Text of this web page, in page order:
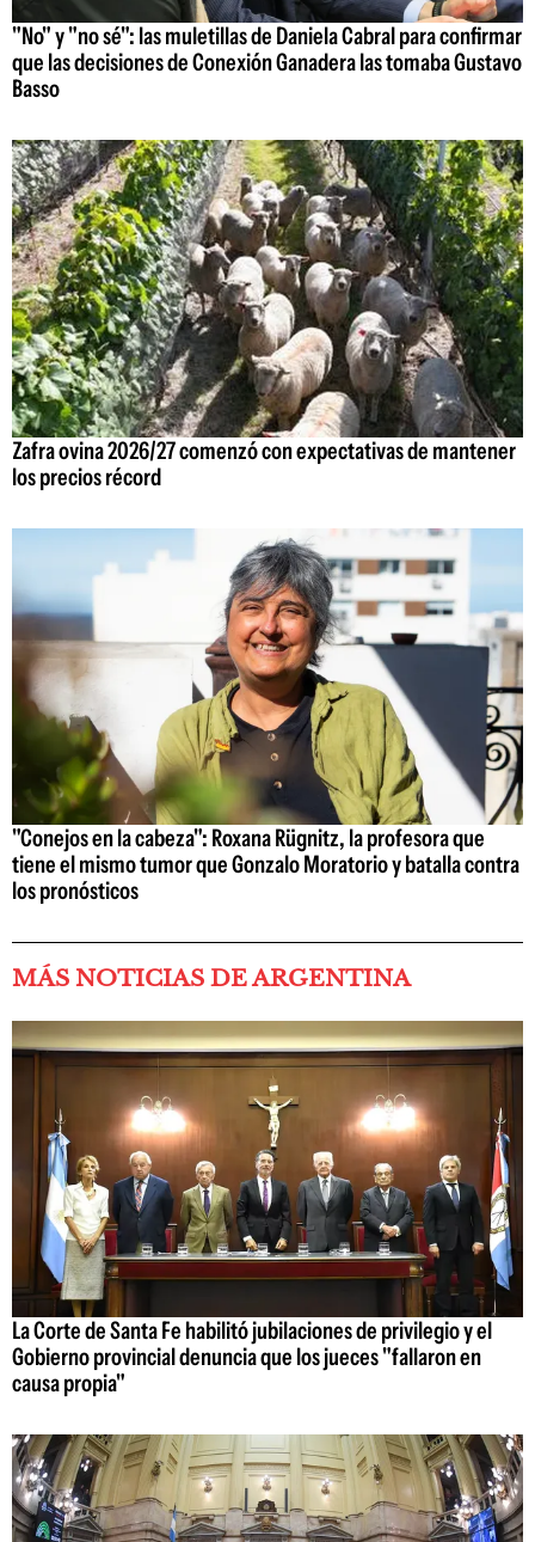
"No" y "no sé": las muletillas de Daniela Cabral para confirmar
que las decisiones de Conexión Ganadera las tomaba Gustavo
Basso
Zafra ovina 2026/27 comenzó con expectativas de mantener
los precios récord
"Conejos en la cabeza": Roxana Rügnitz, la profesora que
tiene el mismo tumor que Gonzalo Moratorio y batalla contra
los pronósticos
MÁS NOTICIAS DE ARGENTINA
La Corte de Santa Fe habilitó jubilaciones de privilegio y el
Gobierno provincial denuncia que los jueces "fallaron en
causa propia"